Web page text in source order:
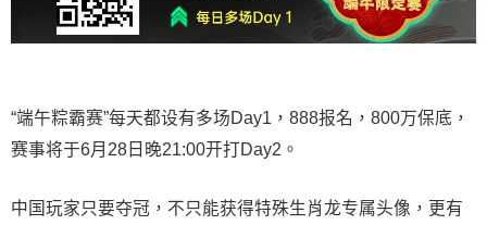
“端午粽霸赛”每天都设有多场Day1，888报名，800万保底，
赛事将于6月28日晚21:00开打Day2。
中国玩家只要夺冠，不只能获得特殊生肖龙专属头像，更有